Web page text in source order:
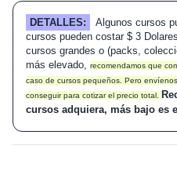
DETALLES: Algunos cursos
cursos pueden costar $ 3
cursos grandes o (packs,
más elevado, recomendamos que
caso de cursos pequeños. Pero
conseguir para cotizar el precio total.
cursos adquiera, más bajo es